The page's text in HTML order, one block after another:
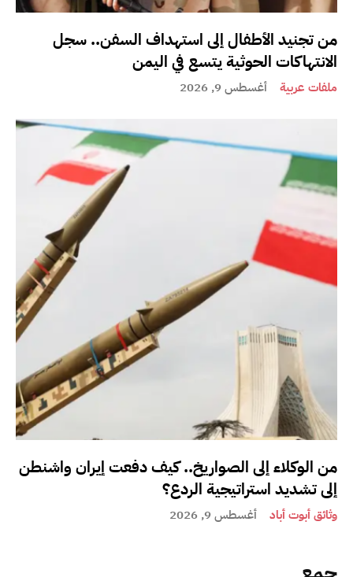
من تجنيد الأطفال إلى استهداف السفن.. سجل
الانتهاكات الحوثية يتسع في اليمن
ملفات عربية أغسطس 9, 2026
من الوكلاء إلى الصواريخ.. كيف دفعت إيران واشنطن
إلى تشديد استراتيجية الردع؟
وثائق أبوت أباد أغسطس 9, 2026